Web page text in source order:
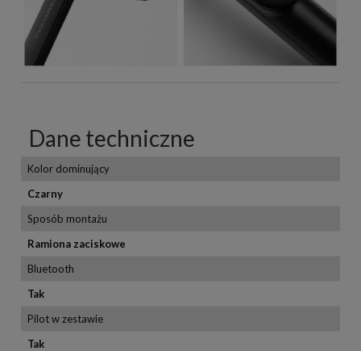
Dane techniczne
Kolor dominujący
Czarny
Sposób montażu
Ramiona zaciskowe
Bluetooth
Tak
Pilot w zestawie
Tak